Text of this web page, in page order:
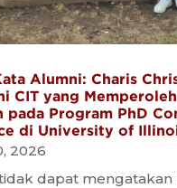
Alumni: Charis
CIT yang
pada Program PhD
di University of
2026
tidak dapat mengatakan